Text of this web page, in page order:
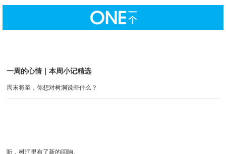
一周的心情｜本周小记精选
周末将至，你想对树洞说些什么？
听，树洞里有了新的回响。